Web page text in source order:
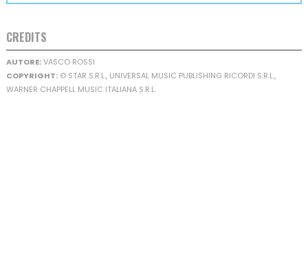
CREDITS
AUTORE:VASCO ROSSI
COPYRIGHT:© STAR S.R.L., UNIVERSAL MUSIC PUBLISHING RICORDI S.R.L.,
WARNER CHAPPELL MUSIC ITALIANA S.R.L.